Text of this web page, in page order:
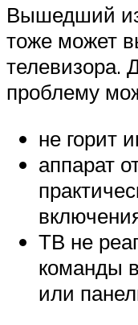
Вышедший из
тоже может
телевизора.
проблему
не горит
аппарат
ТВ не
команды
или